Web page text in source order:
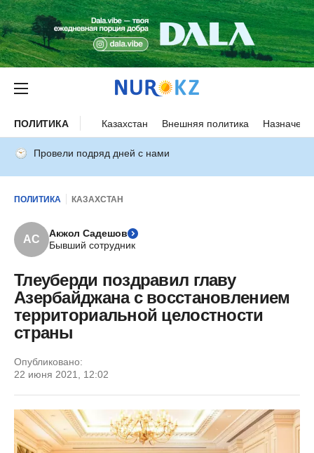
ПОЛИТИКА Казахстан Внешняя политика
Провели подряд дней с нами
ПОЛИТИКА КАЗАХСТАН
АС
Акжол Садешов
Бывший сотрудник
Тлеуберди поздравил главу
Азербайджана с восстановлением
территориальной целостности
страны
Опубликовано:
22 июня 2021, 12:02